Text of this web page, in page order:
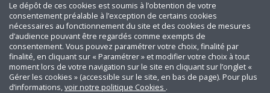
Le dépôt de ces cookies est soumis à l’obtention de votre
consentement préalable à l’exception de certains cookies
nécessaires au fonctionnement du site et des cookies de mesures
d’audience pouvant être regardés comme exempts de
consentement. Vous pouvez paramétrer votre choix, finalité par
finalité, en cliquant sur « Paramétrer » et modifier votre choix à tout
moment lors de votre navigation sur le site en cliquant sur l’onglet «
Gérer les cookies » (accessible sur le site, en bas de page). Pour plus
d’informations,voir notre politique Cookies .